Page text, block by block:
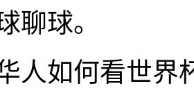
聊球。
如何看世界